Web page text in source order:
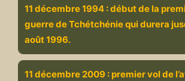
11 décembre 1994 : début de la
guerre de Tchétchénie qui durera
août 1996.
11 décembre 2009 : premier vol de